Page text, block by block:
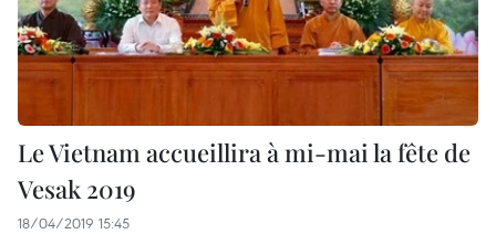
Le Vietnam accueillira à mi-mai la fête de
Vesak 2019
18/04/2019 15:45